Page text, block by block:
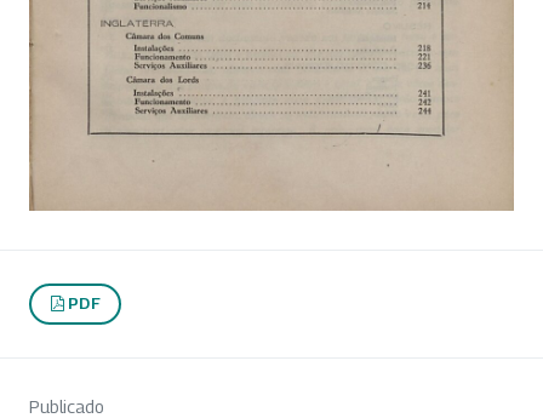
PDF
Publicado